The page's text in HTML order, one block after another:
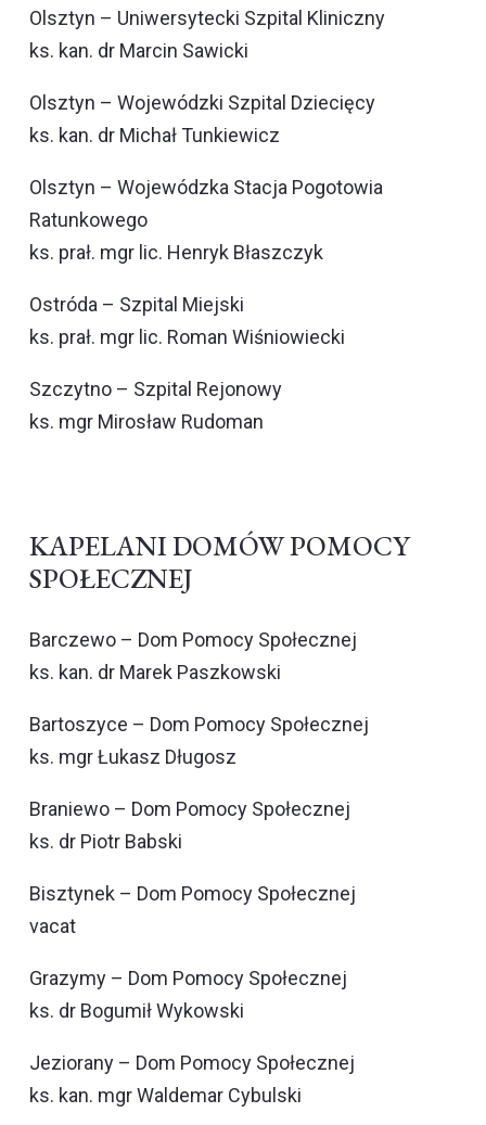
Olsztyn – Uniwersytecki Szpital Kliniczny
ks. kan. dr Marcin Sawicki
Olsztyn – Wojewódzki Szpital Dziecięcy
ks. kan. dr Michał Tunkiewicz
Olsztyn – Wojewódzka Stacja Pogotowia
Ratunkowego
ks. prał. mgr lic. Henryk Błaszczyk
Ostróda – Szpital Miejski
ks. prał. mgr lic. Roman Wiśniowiecki
Szczytno – Szpital Rejonowy
ks. mgr Mirosław Rudoman
KAPELANI DOMÓW POMOCY
SPOŁECZNEJ
Barczewo – Dom Pomocy Społecznej
ks. kan. dr Marek Paszkowski
Bartoszyce – Dom Pomocy Społecznej
ks. mgr Łukasz Długosz
Braniewo – Dom Pomocy Społecznej
ks. dr Piotr Babski
Bisztynek – Dom Pomocy Społecznej
vacat
Grazymy – Dom Pomocy Społecznej
ks. dr Bogumił Wykowski
Jeziorany – Dom Pomocy Społecznej
ks. kan. mgr Waldemar Cybulski